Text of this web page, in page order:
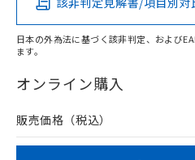
O
在庫等で未対応品が混在する可
問い合わせください。
日本の外為法に基づく該非判定、および
ます。
オンライン購入
販売価格（税込）